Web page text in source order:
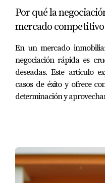
Hoy viven felices en su
Caso 2: Juan y su
Juan siempre soñó con
Sin embargo, el proceso
le recomendó establecer
notificaciones sobre
condominio recién
enamorarse del
rápidamente. Su
alertas le permitieron
Por qué la
mercado
En un mercado
negociación rápida es
deseadas. Este artículo
casos de éxito y ofrece
determinación y